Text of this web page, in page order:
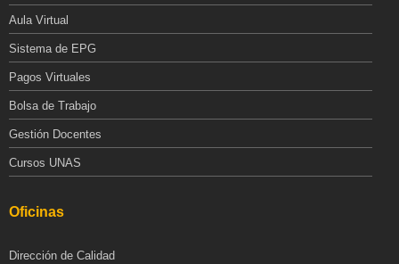
Aula Virtual
Sistema de EPG
Pagos Virtuales
Bolsa de Trabajo
Gestión Docentes
Cursos UNAS
Oficinas
Dirección de Calidad